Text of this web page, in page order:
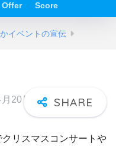
Offer Score
イベントの宣伝
20日
リスマスコンサートや